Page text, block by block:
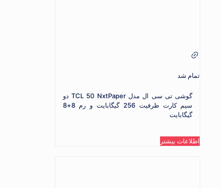
تمام شد
گوشی تی سی ال مدل TCL 50 NxtPaper دو
سیم کارت ظرفیت 256 گیگابایت و رم 8+8
گیگابایت
اطلاعات بیشتر